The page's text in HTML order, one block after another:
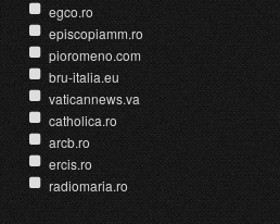
egco.ro
episcopiamm.ro
pioromeno.com
bru-italia.eu
vaticannews.va
catholica.ro
arcb.ro
ercis.ro
radiomaria.ro